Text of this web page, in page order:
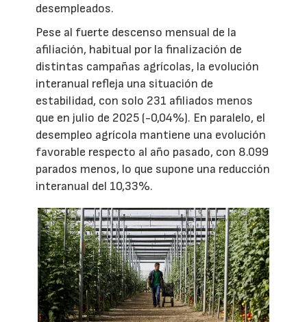
desempleados.
Pese al fuerte descenso mensual de la
afiliación, habitual por la finalización de
distintas campañas agrícolas, la evolución
interanual refleja una situación de
estabilidad, con solo 231 afiliados menos
que en julio de 2025 (-0,04%). En paralelo, el
desempleo agrícola mantiene una evolución
favorable respecto al año pasado, con 8.099
parados menos, lo que supone una reducción
interanual del 10,33%.